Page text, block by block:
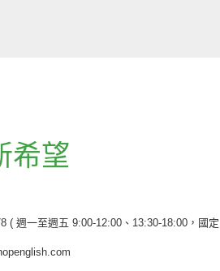
希望
( 週一至週五 9:00-12:00、13:30-18:00，國定